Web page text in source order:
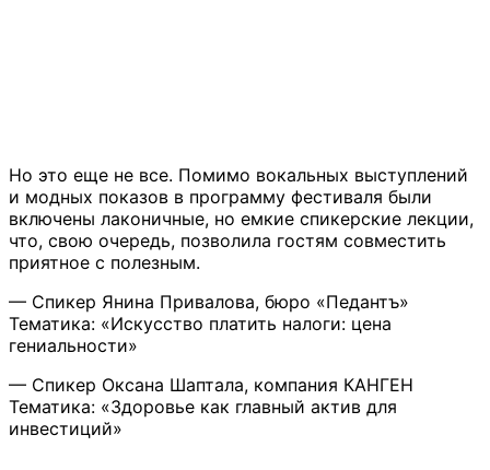
Но это еще не все. Помимо вокальных выступлений
и модных показов в программу фестиваля были
включены лаконичные, но емкие спикерские лекции,
что, свою очередь, позволила гостям совместить
приятное с полезным.
— Спикер Янина Привалова, бюро «Педантъ»
Тематика: «Искусство платить налоги: цена
гениальности»
— Спикер Оксана Шаптала, компания КАНГЕН
Тематика: «Здоровье как главный актив для
инвестиций»